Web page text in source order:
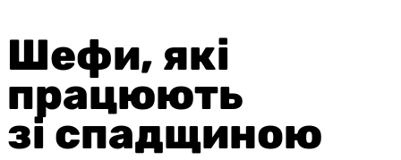
Шефи, які
працюють
зі спадщиною